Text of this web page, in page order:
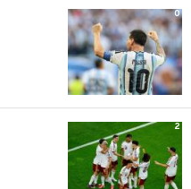
0
2